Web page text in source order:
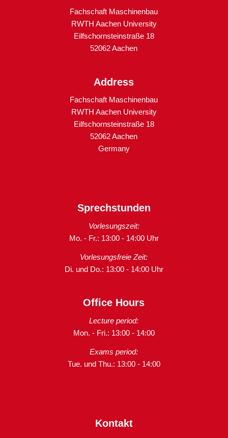
Fachschaft Maschinenbau
RWTH Aachen University
Eilfschornsteinstraße 18
52062 Aachen
Address
Fachschaft Maschinenbau
RWTH Aachen University
Eilfschornsteinstraße 18
52062 Aachen
Germany
Sprechstunden
Vorlesungszeit:
Mo. - Fr.: 13:00 - 14:00 Uhr
Vorlesungsfreie Zeit:
Di. und Do.: 13:00 - 14:00 Uhr
Office Hours
Lecture period:
Mon. - Fri.: 13:00 - 14:00
Exams period:
Tue. und Thu.: 13:00 - 14:00
Kontakt